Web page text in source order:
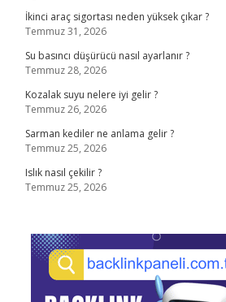
İkinci araç sigortası neden yüksek çıkar ?
Temmuz 31, 2026
Su basıncı düşürücü nasıl ayarlanır ?
Temmuz 28, 2026
Kozalak suyu nelere iyi gelir ?
Temmuz 26, 2026
Sarman kediler ne anlama gelir ?
Temmuz 25, 2026
Islık nasıl çekilir ?
Temmuz 25, 2026